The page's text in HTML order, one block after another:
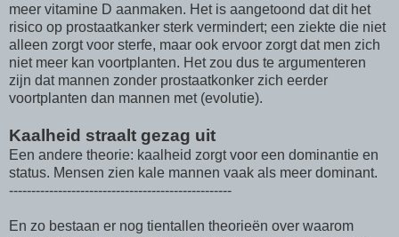
meer vitamine D aanmaken. Het is aangetoond dat dit het
risico op prostaatkanker sterk vermindert; een ziekte die niet
alleen zorgt voor sterfe, maar ook ervoor zorgt dat men zich
niet meer kan voortplanten. Het zou dus te argumenteren
zijn dat mannen zonder prostaatkonker zich eerder
voortplanten dan mannen met (evolutie).
Kaalheid straalt gezag uit
Een andere theorie: kaalheid zorgt voor een dominantie en
status. Mensen zien kale mannen vaak als meer dominant.
--------------------------------------------------
En zo bestaan er nog tientallen theorieën over waarom